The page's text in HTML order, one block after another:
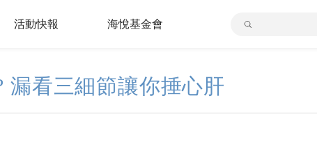
活動快報 海悅基金會
漏看三細節讓你捶心肝